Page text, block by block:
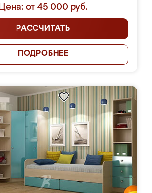
Цена: от 45 000 руб.
РАССЧИТАТЬ
ПОДРОБНЕЕ